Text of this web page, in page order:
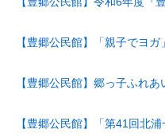
【豊郷公民館】「親子でヨ
【豊郷公民館】郷っ子ふれあ
【豊郷公民館】「第41回北